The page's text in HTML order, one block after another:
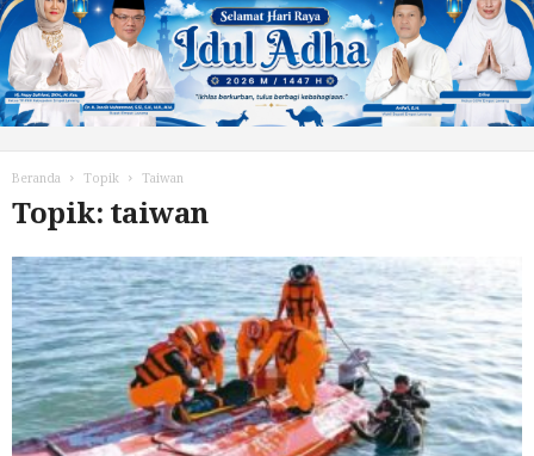
Beranda Topik Taiwan
Topik: taiwan